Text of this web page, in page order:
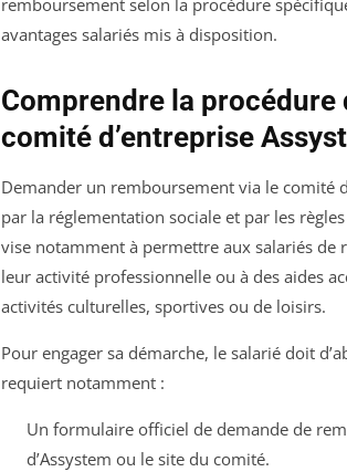
remboursement selon la procédure
avantages salariés mis à disposition.
Comprendre la
comité d’entreprise
Demander un remboursement via le comité
par la réglementation sociale et par les
vise notamment à permettre aux salariés de
leur activité professionnelle ou à des aides
activités culturelles, sportives ou de loisirs.
Pour engager sa démarche, le salarié doit
requiert notamment :
Un formulaire officiel de demande de
d’Assystem ou le site du comité.